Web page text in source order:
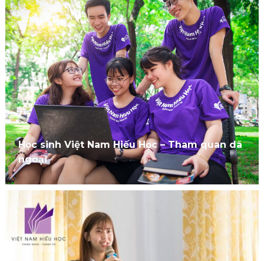
Học sinh Việt Nam Hiếu Học – Tham quan dã
ngoại